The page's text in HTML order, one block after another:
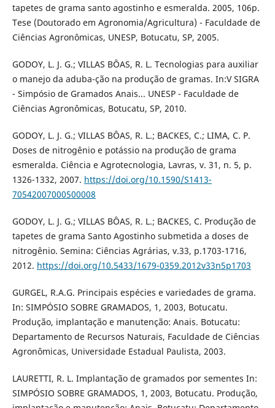
tapetes de grama santo agostinho e esmeralda. 2005, 106p.
Tese (Doutorado em Agronomia/Agricultura) - Faculdade de
Ciências Agronômicas, UNESP, Botucatu, SP, 2005.
GODOY, L. J. G.; VILLAS BÔAS, R. L. Tecnologias para auxiliar
o manejo da aduba-ção na produção de gramas. In:V SIGRA
- Simpósio de Gramados Anais... UNESP - Faculdade de
Ciências Agronômicas, Botucatu, SP, 2010.
GODOY, L. J. G.; VILLAS BÔAS, R. L.; BACKES, C.; LIMA, C. P.
Doses de nitrogênio e potássio na produção de grama
esmeralda. Ciência e Agrotecnologia, Lavras, v. 31, n. 5, p.
1326-1332, 2007. https://doi.org/10.1590/S1413-
70542007000500008
GODOY, L. J. G.; VILLAS BÔAS, R. L.; BACKES, C. Produção de
tapetes de grama Santo Agostinho submetida a doses de
nitrogênio. Semina: Ciências Agrárias, v.33, p.1703-1716,
2012. https://doi.org/10.5433/1679-0359.2012v33n5p1703
GURGEL, R.A.G. Principais espécies e variedades de grama.
In: SIMPÓSIO SOBRE GRAMADOS, 1, 2003, Botucatu.
Produção, implantação e manutenção: Anais. Botucatu:
Departamento de Recursos Naturais, Faculdade de Ciências
Agronômicas, Universidade Estadual Paulista, 2003.
LAURETTI, R. L. Implantação de gramados por sementes In:
SIMPÓSIO SOBRE GRAMADOS, 1, 2003, Botucatu. Produção,